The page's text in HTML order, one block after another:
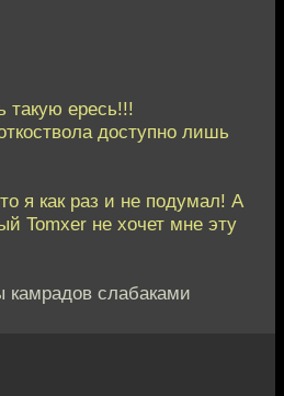
такую ересь!!!
доступно лишь
я как раз и не подумал! А
Tomxer не хочет мне эту
камрадов слабаками